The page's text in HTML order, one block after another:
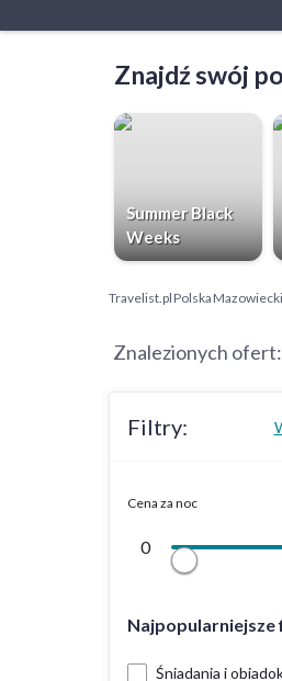
Znajdź swój
Summer Black
Weeks
Travelist.plPolska
Znalezionych ofert:
Filtry:
Cena za noc
0
Najpopularniejsze
Śniadania i